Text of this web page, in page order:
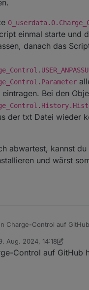
einmal starte und
danach das
Bei den
der txt Datei wieder
abwartest, kannst du
und wärst
Charge-Control auf
Notstromreserve bis zum
reicht, wird das
freigegeben und nicht
Neuberechnung des
Heizstab habe, kann ich
nicht testen.
eröffnen
Aug. 2024, 14:18
von ArnoD
Control auf GitHub